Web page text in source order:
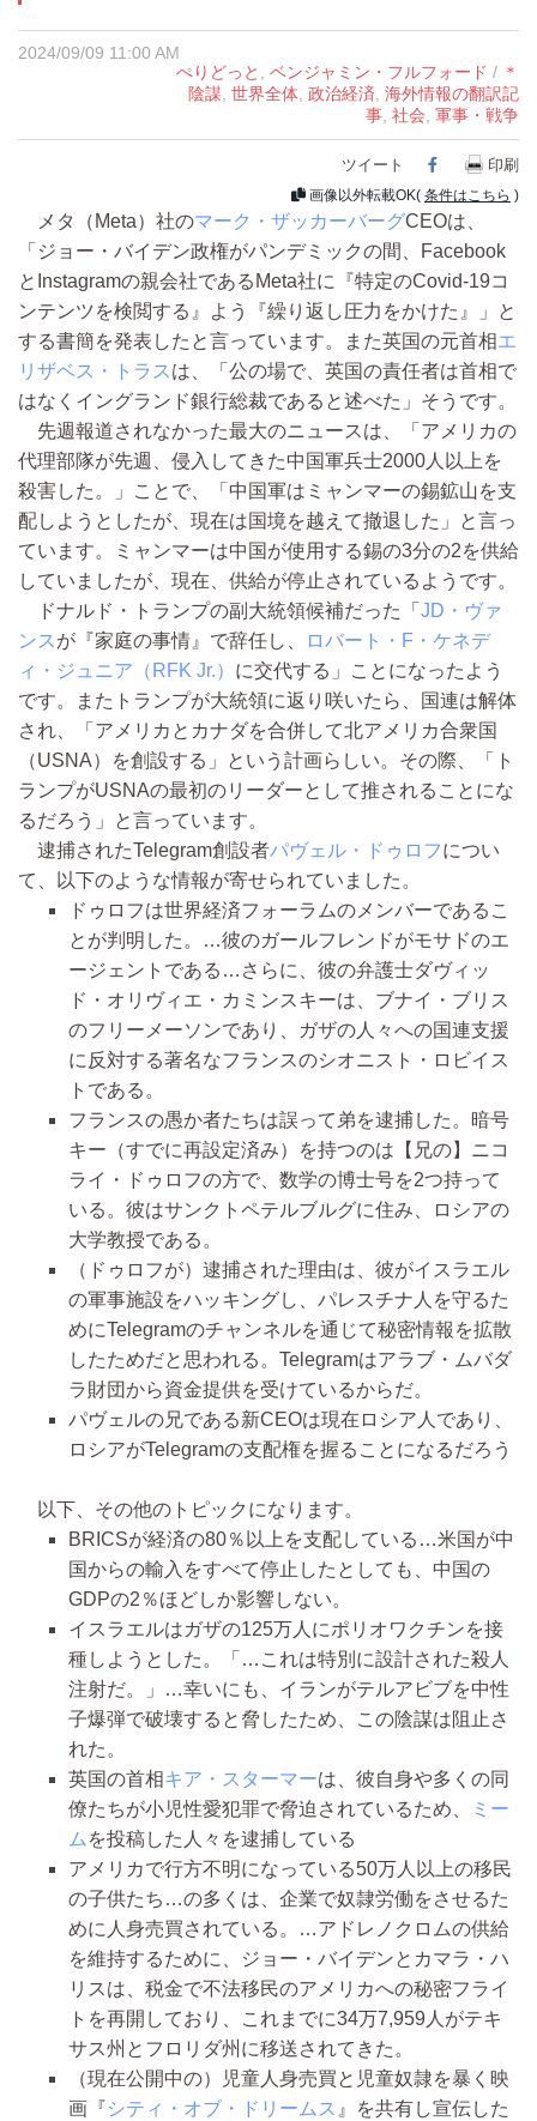
2024/09/09 11:00 AM
ぺりどっと , ベンジャミン・フルフォード / ＊
陰謀, 世界全体, 政治経済, 海外情報の翻訳記
事, 社会, 軍事・戦争
ツイート Facebook
印刷
画像以外転載OK( 条件はこちら )
メタ（Meta）社のマーク・ザッカーバーグCEOは、
「ジョー・バイデン政権がパンデミックの間、Facebook
とInstagramの親会社であるMeta社に『特定のCovid-19コ
ンテンツを検閲する』よう『繰り返し圧力をかけた』」と
する書簡を発表したと言っています。また英国の元首相エ
リザベス・トラス は、「公の場で、英国の責任者は首相で
はなくイングランド銀行総裁であると述べた」そうです。
先週報道されなかった最大のニュースは、「アメリカの
代理部隊が先週、侵入してきた中国軍兵士2000人以上を
殺害した。」ことで、「中国軍はミャンマーの錫鉱山を支
配しようとしたが、現在は国境を越えて撤退した」と言っ
ています。ミャンマーは中国が使用する錫の3分の2を供給
していましたが、現在、供給が停止されているようです。
ドナルド・トランプの副大統領候補だった「 JD・ヴァ
ンス が『家庭の事情』で辞任し、
ロバート・F・ケネデ
ィ・ジュニア（RFK Jr.） に交代する」ことになったよう
です。またトランプが大統領に返り咲いたら、国連は解体
され、「アメリカとカナダを合併して北アメリカ合衆国
（USNA）を創設する」という計画らしい。その際、「ト
ランプがUSNAの最初のリーダーとして推されることにな
るだろう」と言っています。
逮捕されたTelegram創設者パヴェル・ドゥロフについ
て、以下のような情報が寄せられていました。
ドゥロフは世界経済フォーラムのメンバーであるこ
とが判明した。…彼のガールフレンドがモサドのエ
ージェントである…さらに、彼の弁護士ダヴィッ
ド・オリヴィエ・カミンスキーは、ブナイ・ブリス
のフリーメーソンであり、ガザの人々への国連支援
に反対する著名なフランスのシオニスト・ロビイス
トである。
フランスの愚か者たちは誤って弟を逮捕した。暗号
キー（すでに再設定済み）を持つのは【兄の】ニコ
ライ・ドゥロフの方で、数学の博士号を2つ持って
いる。彼はサンクトペテルブルグに住み、ロシアの
大学教授である。
（ドゥロフが）逮捕された理由は、彼がイスラエル
の軍事施設をハッキングし、パレスチナ人を守るた
めにTelegramのチャンネルを通じて秘密情報を拡散
したためだと思われる。Telegramはアラブ・ムバダ
ラ財団から資金提供を受けているからだ。
パヴェルの兄である新CEOは現在ロシア人であり、
ロシアがTelegramの支配権を握ることになるだろう
以下、その他のトピックになります。
BRICSが経済の80％以上を支配している…米国が中
国からの輸入をすべて停止したとしても、中国の
GDPの2％ほどしか影響しない。
イスラエルはガザの125万人にポリオワクチンを接
種しようとした。「…これは特別に設計された殺人
注射だ。」…幸いにも、イランがテルアビブを中性
子爆弾で破壊すると脅したため、この陰謀は阻止さ
れた。
英国の首相キア・スターマーは、彼自身や多くの同
僚たちが小児性愛犯罪で脅迫されているため、
ミー
ム を投稿した人々を逮捕している
アメリカで行方不明になっている50万人以上の移民
の子供たち…の多くは、企業で奴隷労働をさせるた
めに人身売買されている。…アドレノクロムの供給
を維持するために、ジョー・バイデンとカマラ・ハ
リスは、税金で不法移民のアメリカへの秘密フライ
トを再開しており、これまでに34万7,959人がテキ
サス州とフロリダ州に移送されてきた。
（現在公開中の）児童人身売買と児童奴隷を暴く映
画『シティ・オブ・ドリームス 』を共有し宣伝した